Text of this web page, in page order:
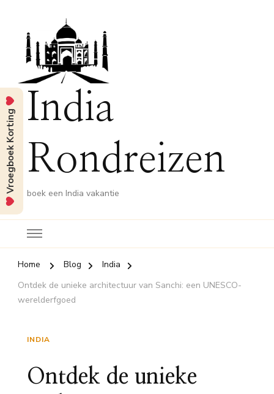
India
Rondreizen
boek een India vakantie
Home Blog
India
Ontdek de unieke architectuur van Sanchi: een UNESCO-
werelderfgoed
INDIA
Ontdek de unieke
Vroegboek Korting